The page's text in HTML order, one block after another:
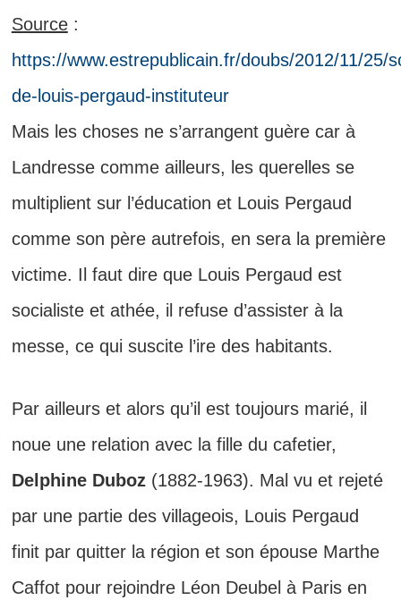
Source:
https://www.estrepublicain.fr/doubs/2012/11/25/
de-louis-pergaud-instituteur
Mais les choses ne s’arrangent guère car à
Landresse comme ailleurs, les querelles se
multiplient sur l’éducation et Louis Pergaud
comme son père autrefois, en sera la première
victime. Il faut dire que Louis Pergaud est
socialiste et athée, il refuse d’assister à la
messe, ce qui suscite l’ire des habitants.
Par ailleurs et alors qu’il est toujours marié, il
noue une relation avec la fille du cafetier,
Delphine Duboz(1882-1963). Mal vu et rejeté
par une partie des villageois, Louis Pergaud
finit par quitter la région et son épouse Marthe
Caffot pour rejoindre Léon Deubel à Paris en